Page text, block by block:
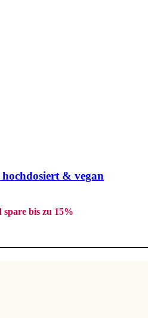
& vegan
spare bis zu 15%